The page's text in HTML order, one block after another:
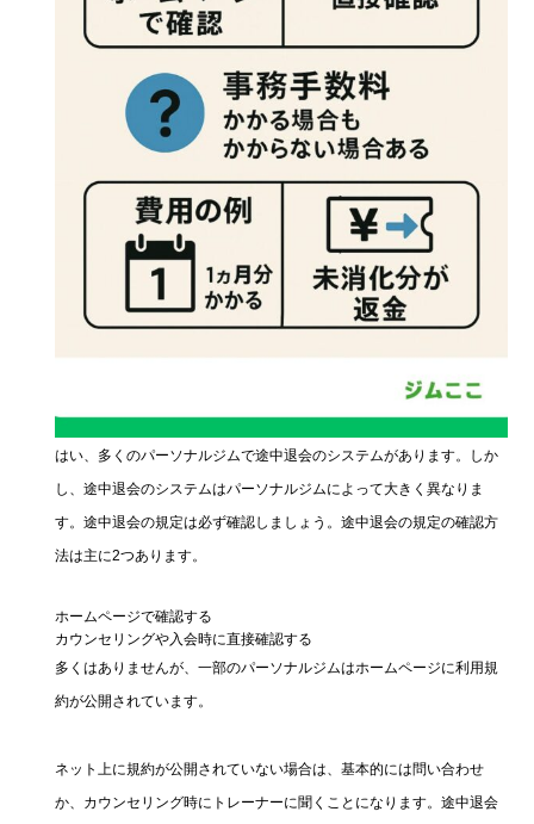
はい、多くのパーソナルジムで途中退会のシステムがあります。しか
し、途中退会のシステムはパーソナルジムによって大きく異なりま
す。途中退会の規定は必ず確認しましょう。途中退会の規定の確認方
法は主に2つあります。
ホームページで確認する
カウンセリングや入会時に直接確認する
多くはありませんが、一部のパーソナルジムはホームページに利用規
約が公開されています。
ネット上に規約が公開されていない場合は、基本的には問い合わせ
か、カウンセリング時にトレーナーに聞くことになります。途中退会